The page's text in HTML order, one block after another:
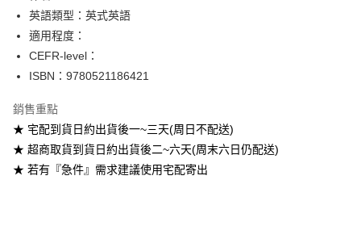
每筆NT$60
付款後全家取貨
每筆NT$60
7-11取貨付款
每筆NT$60
付款後7-11取貨
英語類型：英式英語
適用程度：
CEFR-level：
ISBN：9780521186421
銷售重點
★ 宅配到貨日約出貨後一~三天(周日不配送)
★ 超商取貨到貨日約出貨後二~六天(周末六日仍配送)
★ 若有『急件』需求建議使用宅配寄出